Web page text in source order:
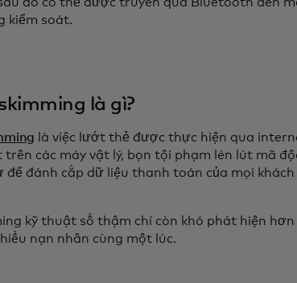
kiểm soát.
là gì?
là việc lướt thẻ được thực hiện qua
trên các máy vật lý, bọn tội phạm lén lút mã
để đánh cắp dữ liệu thanh toán của mọi
kỹ thuật số thậm chí còn khó phát hiện
nạn nhân cùng một lúc.